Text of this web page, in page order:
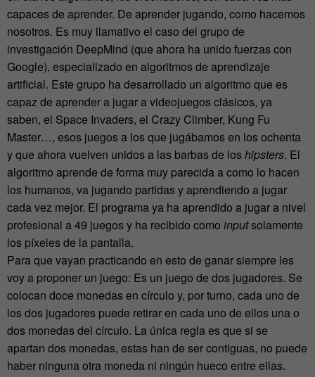
capaces de aprender. De aprender jugando, como hacemos
nosotros. Es muy llamativo el caso del grupo de
investigación DeepMind (que ahora ha unido fuerzas con
Google), especializado en algoritmos de aprendizaje
artificial. Este grupo ha desarrollado un algoritmo que es
capaz de aprender a jugar a videojuegos clásicos, ya
saben, el Space Invaders, el Crazy Climber, Kung Fu
Master…, esos juegos a los que jugábamos en los ochenta
y que ahora vuelven unidos a las barbas de loshipsters. El
algoritmo aprende de forma muy parecida a como lo hacen
los humanos, va jugando partidas y aprendiendo a jugar
cada vez mejor. El programa ya ha aprendido a jugar a nivel
profesional a 49 juegos y ha recibido como inputsolamente
los píxeles de la pantalla.
Para que vayan practicando en esto de ganar siempre les
voy a proponer un juego: Es un juego de dos jugadores. Se
colocan doce monedas en círculo y, por turno, cada uno de
los dos jugadores puede retirar en cada uno de ellos una o
dos monedas del círculo. La única regla es que si se
apartan dos monedas, estas han de ser contiguas, no puede
haber ninguna otra moneda ni ningún hueco entre ellas.